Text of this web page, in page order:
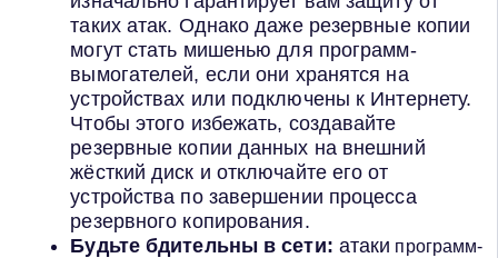
таких атак. Однако даже резервные копии
могут стать мишенью для программ-
вымогателей, если они хранятся на
устройствах или подключены к Интернету.
Чтобы этого избежать, создавайте
резервные копии данных на внешний
жёсткий диск и отключайте его от
устройства по завершении процесса
резервного копирования.
Будьте бдительны в сети: атаки программ-